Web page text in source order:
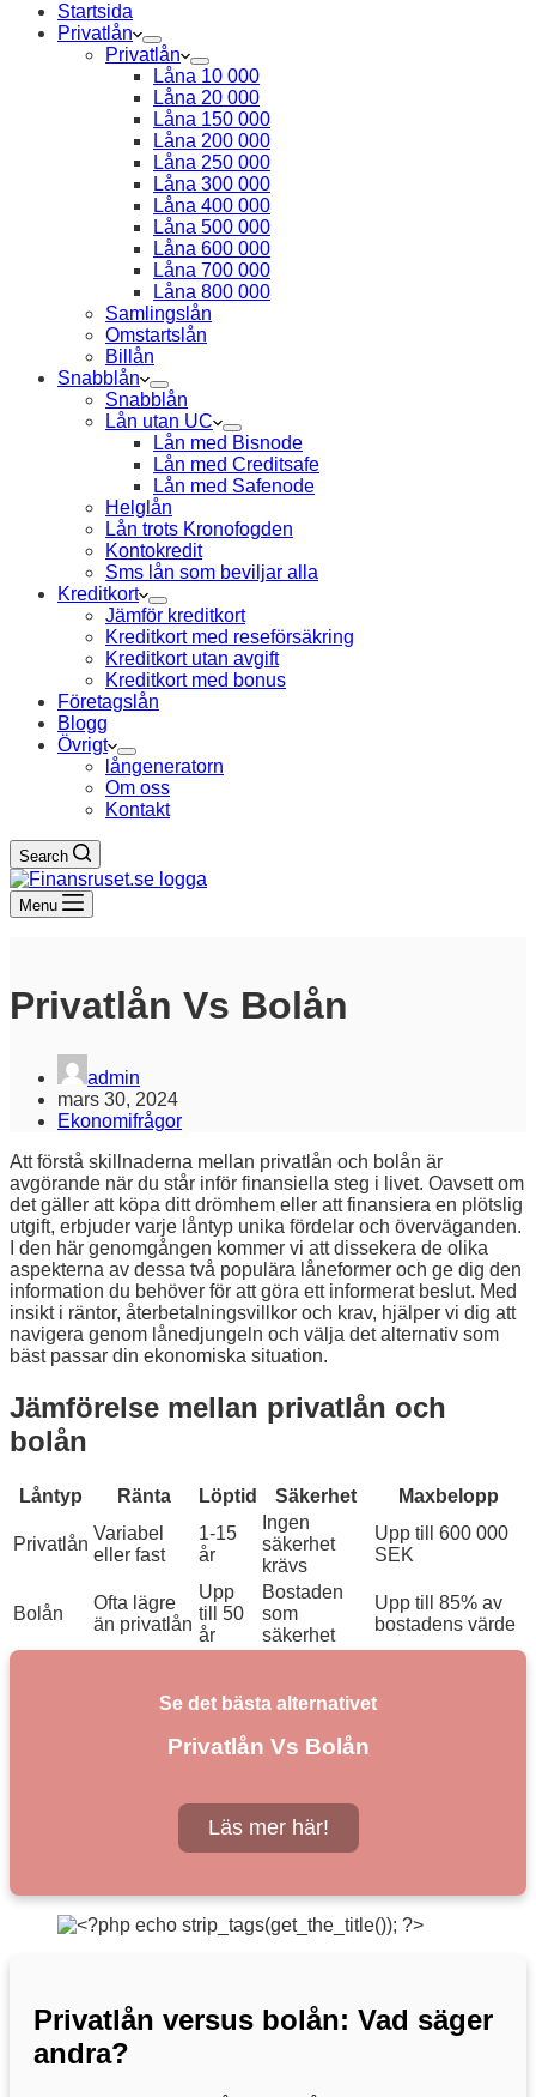
Startsida
Privatlån
Privatlån
Låna 10 000
Låna 20 000
Låna 150 000
Låna 200 000
Låna 250 000
Låna 300 000
Låna 400 000
Låna 500 000
Låna 600 000
Låna 700 000
Låna 800 000
Samlingslån
Omstartslån
Billån
Snabblån
Snabblån
Lån utan UC
Lån med Bisnode
Lån med Creditsafe
Lån med Safenode
Helglån
Lån trots Kronofogden
Kontokredit
Sms lån som beviljar alla
Kreditkort
Jämför kreditkort
Kreditkort med reseförsäkring
Kreditkort utan avgift
Kreditkort med bonus
Företagslån
Blogg
Övrigt
långeneratorn
Om oss
Kontakt
Search
Menu
Privatlån Vs Bolån
admin
mars 30, 2024
Ekonomifrågor
Att förstå skillnaderna mellan privatlån och bolån är
avgörande när du står inför finansiella steg i livet. Oavsett om
det gäller att köpa ditt drömhem eller att finansiera en plötslig
utgift, erbjuder varje låntyp unika fördelar och överväganden.
I den här genomgången kommer vi att dissekera de olika
aspekterna av dessa två populära låneformer och ge dig den
information du behöver för att göra ett informerat beslut. Med
insikt i räntor, återbetalningsvillkor och krav, hjälper vi dig att
navigera genom lånedjungeln och välja det alternativ som
bäst passar din ekonomiska situation.
Jämförelse mellan privatlån och
bolån
Låntyp Ränta Löptid Säkerhet Maxbelopp
Privatlån
Variabel
eller fast
1-15
år
Ingen
säkerhet
krävs
Upp till 600 000
SEK
Bolån
Ofta lägre
än privatlån
Upp
till 50
år
Bostaden
som
säkerhet
Upp till 85% av
bostadens värde
Se det bästa alternativet
Privatlån Vs Bolån
Läs mer här!
Privatlån versus bolån: Vad säger
andra?